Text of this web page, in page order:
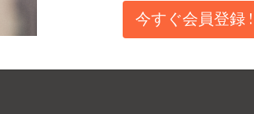
・コレクション
今すぐ会員登録 !